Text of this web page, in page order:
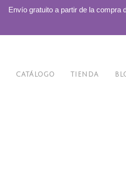
Envío gratuito a partir de la compra
CATÁLOGO TIENDA